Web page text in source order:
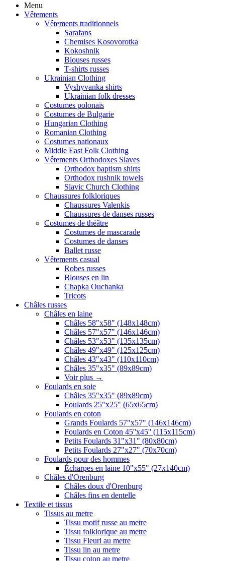
Menu
Vêtements
Vêtements traditionnels
Sarafans
Chemises Kosovorotka
Kokoshnik
Blouses russes
T-shirts russes
Ukrainian Clothing
Vyshyvanka shirts
Ukrainian folk dresses
Costumes polonais
Costumes de Bulgarie
Hungarian Clothing
Romanian Clothing
Costumes nationaux
Middle East Folk Clothing
Vêtements Orthodoxes Slaves
Orthodox baptism shirts
Orthodox rushnik towels
Slavic Church Clothing
Chaussures folkloriques
Chaussures Valenkis
Chaussures de danses russes
Costumes de théâtre
Costumes de mascarade
Costumes de danses
Ballet russe
Vêtements casual
Robes russes
Blouses en lin
Chapka Ouchanka
Tricots
Châles russes
Châles en laine
Châles 58"x58" (148x148cm)
Châles 57"x57" (146x146cm)
Châles 53"x53" (135x135cm)
Châles 49"x49" (125x125cm)
Châles 43"x43" (110x110cm)
Châles 35"x35" (89x89cm)
Voir plus →
Foulards en soie
Châles 35"x35" (89x89cm)
Foulards 25"x25" (65x65cm)
Foulards en coton
Grands Foulards 57"x57" (146x146cm)
Foulards en Coton 45''x45'' (115x115cm)
Petits Foulards 31"x31" (80x80cm)
Petits Foulards 27"x27" (70x70cm)
Foulards pour des hommes
Écharpes en laine 10"x55" (27x140cm)
Châles d'Orenburg
Châles doux d'Orenburg
Châles fins en dentelle
Textile et tissus
Tissus au metre
Tissu motif russe au metre
Tissu folklorique au metre
Tissu Fleuri au metre
Tissu lin au metre
Tissu coton au metre